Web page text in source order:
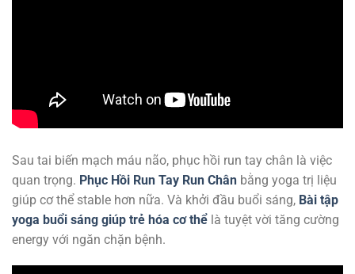
Sau tai biến mạch máu não, phục hồi run tay chân là việc
quan trọng. Phục Hồi Run Tay Run Chân bằng yoga trị liệu
giúp cơ thể stable hơn nữa. Và khởi đầu buổi sáng, Bài tập
yoga buổi sáng giúp trẻ hóa cơ thể là tuyệt vời tăng cường
energy với ngăn chặn bệnh.